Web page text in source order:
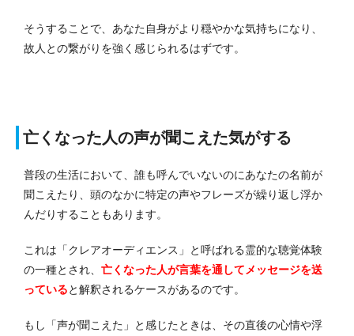
そうすることで、あなた自身がより穏やかな気持ちになり、
故人との繋がりを強く感じられるはずです。
亡くなった人の声が聞こえた気がする
普段の生活において、誰も呼んでいないのにあなたの名前が
聞こえたり、頭のなかに特定の声やフレーズが繰り返し浮か
んだりすることもあります。
これは「クレアオーディエンス」と呼ばれる霊的な聴覚体験
の一種とされ、 亡くなった人が言葉を通してメッセージを送
っていると解釈されるケースがあるのです。
もし「声が聞こえた」と感じたときは、その直後の心情や浮